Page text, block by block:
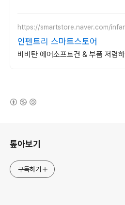
https://smartstore.naver.com/
인펜트리 스마트스토어
비비탄 에어소프트건 & 부품 저렴
톺아보기
구독하기